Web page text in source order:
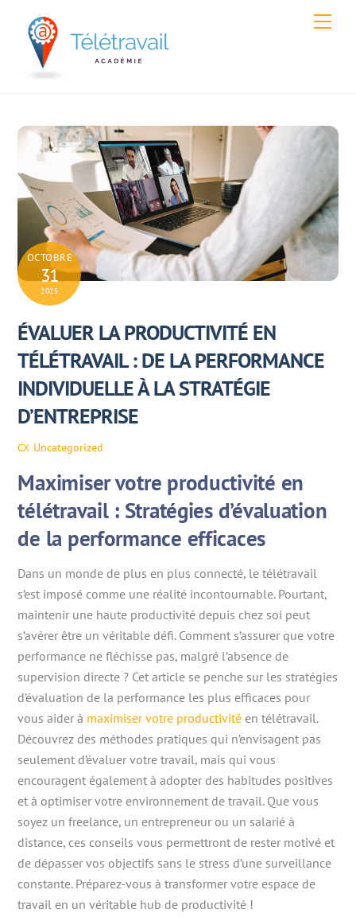
content
OCTOBRE
31
2025
ÉVALUER LA PRODUCTIVITÉ EN
TÉLÉTRAVAIL : DE LA PERFORMANCE
INDIVIDUELLE À LA STRATÉGIE
D’ENTREPRISE
CX Uncategorized
Maximiser votre productivité en
télétravail : Stratégies d’évaluation
de la performance efficaces
Dans un monde de plus en plus connecté, le télétravail
s’est imposé comme une réalité incontournable. Pourtant,
maintenir une haute productivité depuis chez soi peut
s’avérer être un véritable défi. Comment s’assurer que votre
performance ne fléchisse pas, malgré l’absence de
supervision directe ? Cet article se penche sur les stratégies
d’évaluation de la performance les plus efficaces pour
vous aider à maximiser votre productivité en télétravail.
Découvrez des méthodes pratiques qui n’envisagent pas
seulement d’évaluer votre travail, mais qui vous
encouragent également à adopter des habitudes positives
et à optimiser votre environnement de travail. Que vous
soyez un freelance, un entrepreneur ou un salarié à
distance, ces conseils vous permettront de rester motivé et
de dépasser vos objectifs sans le stress d’une surveillance
constante. Préparez-vous à transformer votre espace de
travail en un véritable hub de productivité !